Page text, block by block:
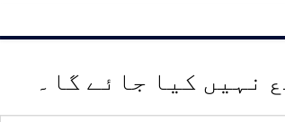
نہیں کیا جائے گا۔